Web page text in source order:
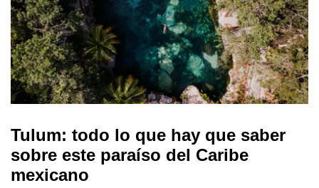
Tulum: todo lo que hay que saber
sobre este paraíso del Caribe
mexicano